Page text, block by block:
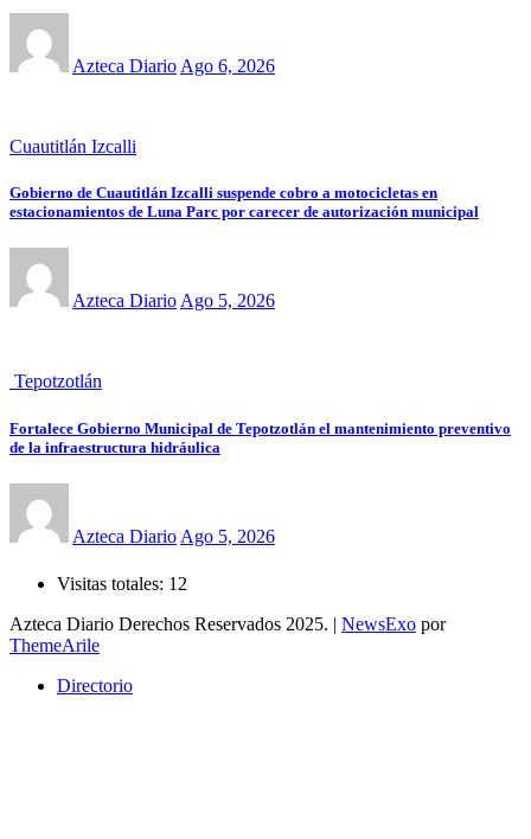
Azteca Diario Ago 6, 2026
Cuautitlán Izcalli
Gobierno de Cuautitlán Izcalli suspende cobro a motocicletas en
estacionamientos de Luna Parc por carecer de autorización municipal
Azteca Diario Ago 5, 2026
Tepotzotlán
Fortalece Gobierno Municipal de Tepotzotlán el mantenimiento preventivo
de la infraestructura hidráulica
Azteca Diario Ago 5, 2026
Visitas totales: 12
Azteca Diario Derechos Reservados 2025. | NewsExo por
ThemeArile
Directorio